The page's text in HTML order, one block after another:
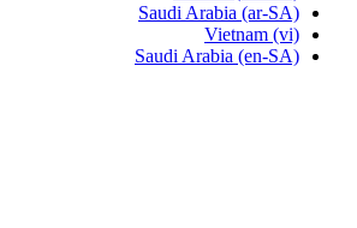
Saudi Arabia (ar-SA)
Vietnam (vi)
Saudi Arabia (en-SA)